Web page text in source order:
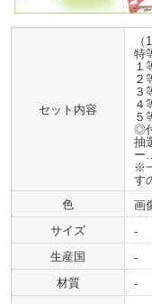
セット内容
（
特
１
２
３
４
５
◎
抽
ー
※
す
色
画
サイズ
-
生産国
-
材質
-